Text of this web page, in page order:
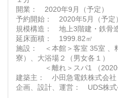
開業： 2020年9月（予定）
予約開始： 2020年5月（予定）
規模構造： 地上3階建・鉄骨
延床面積： 1999.82㎡
施設： ＜本館＞客室 35室 、
寮）、大浴場２（男女各１）
＜離れ＞スパ1 （2020年
建築主： 小田急電鉄株式会社
企画、設計、運営： UDS株式